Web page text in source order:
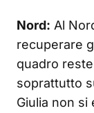
Nord: Al
recuperare
quadro
soprattutto
Giulia non